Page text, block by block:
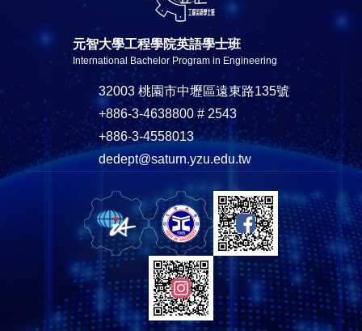
元智大學工程學院英語學士班
International Bachelor Program in Engineering
32003 桃園市中壢區遠東路135號
+886-3-4638800 # 2543
+886-3-4558013
dedept@saturn.yzu.edu.tw